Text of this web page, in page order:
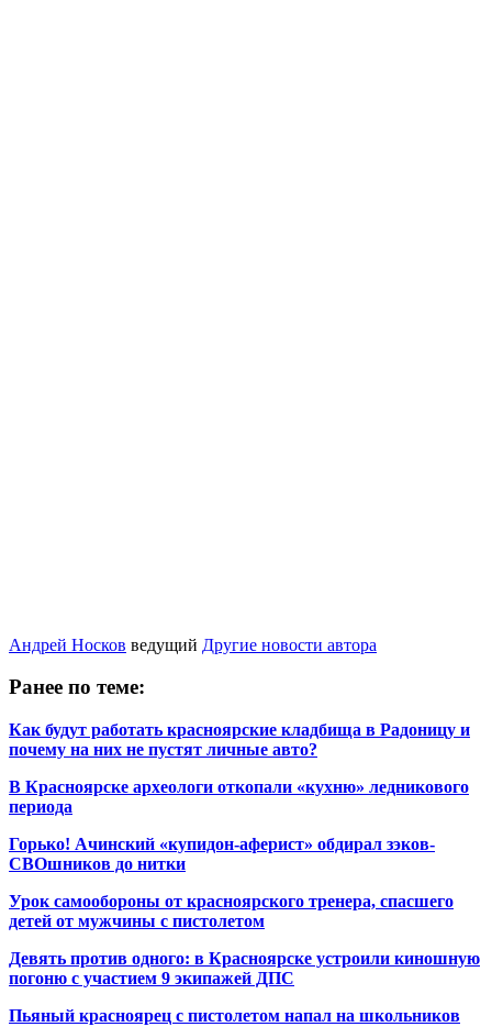
Андрей Носков ведущий Другие новости автора
Ранее по теме:
Как будут работать красноярские кладбища в Радоницу и
почему на них не пустят личные авто?
В Красноярске археологи откопали «кухню» ледникового
периода
Горько! Ачинский «купидон-аферист» обдирал зэков-
СВОшников до нитки
Урок самообороны от красноярского тренера, спасшего
детей от мужчины с пистолетом
Девять против одного: в Красноярске устроили киношную
погоню с участием 9 экипажей ДПС
Пьяный красноярец с пистолетом напал на школьников